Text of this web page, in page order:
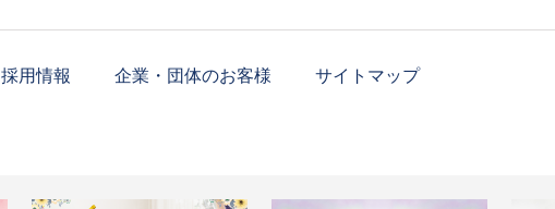
採用情報 企業・団体のお客様 サイトマップ